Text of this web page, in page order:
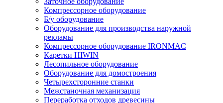
Компрессорное оборудование
Б/у оборудование
Оборудование для производства наружной
рекламы
Компрессорное оборудование IRONMAC
Каретки HIWIN
Лесопильное оборудование
Оборудование для домостроения
Четырехсторонние станки
Межстаночная механизация
Переработка отходов древесины